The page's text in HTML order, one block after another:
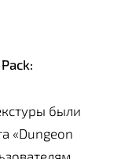
были
«Dungeon